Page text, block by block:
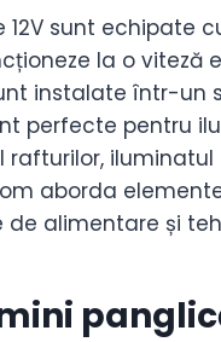
sunt echipate
la o viteză
instalate într-un
perfecte pentru
aborda
de alimentare și